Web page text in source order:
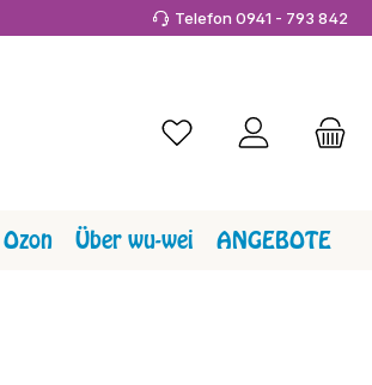
Telefon 0941 - 793 842
Du hast 0 Produkte
Ozon Über wu-wei ANGEBOTE